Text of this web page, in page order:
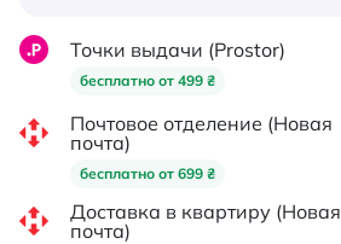
Точки выдачи (Prostor)
бесплатно от 499 ₴
Почтовое отделение (Новая
почта)
бесплатно от 699 ₴
Доставка в квартиру (Новая
почта)